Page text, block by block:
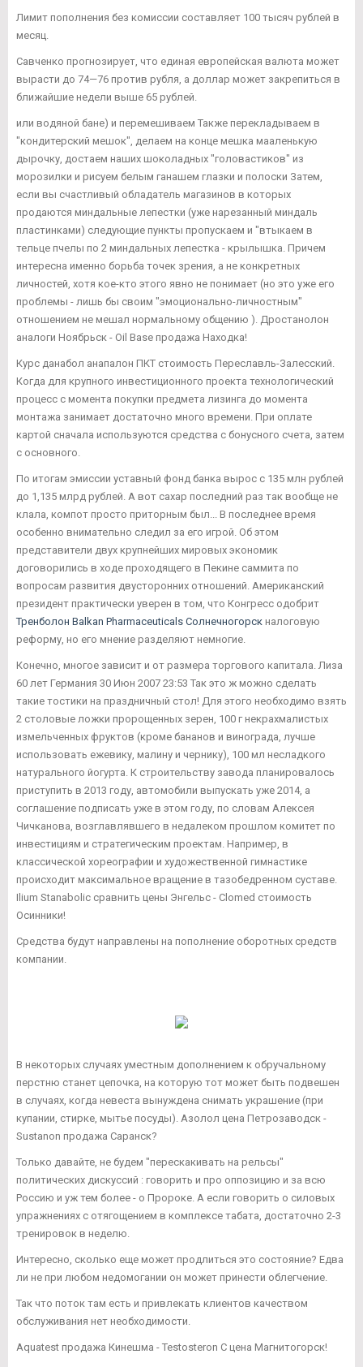
Лимит пополнения без комиссии составляет 100 тысяч рублей в
месяц.
Савченко прогнозирует, что единая европейская валюта может
вырасти до 74—76 против рубля, а доллар может закрепиться в
ближайшие недели выше 65 рублей.
или водяной бане) и перемешиваем Также перекладываем в
"кондитерский мешок", делаем на конце мешка мааленькую
дырочку, достаем наших шоколадных "головастиков" из
морозилки и рисуем белым ганашем глазки и полоски Затем,
если вы счастливый обладатель магазинов в которых
продаются миндальные лепестки (уже нарезанный миндаль
пластинками) следующие пункты пропускаем и "втыкаем в
тельце пчелы по 2 миндальных лепестка - крылышка. Причем
интересна именно борьба точек зрения, а не конкретных
личностей, хотя кое-кто этого явно не понимает (но это уже его
проблемы - лишь бы своим "эмоционально-личностным"
отношением не мешал нормальному общению ). Дростанолон
аналоги Ноябрьск - Oil Base продажа Находка!
Курс данабол анапалон ПКТ стоимость Переславль-Залесский.
Когда для крупного инвестиционного проекта технологический
процесс с момента покупки предмета лизинга до момента
монтажа занимает достаточно много времени. При оплате
картой сначала используются средства с бонусного счета, затем
с основного.
По итогам эмиссии уставный фонд банка вырос с 135 млн рублей
до 1,135 млрд рублей. А вот сахар последний раз так вообще не
клала, компот просто приторным был... В последнее время
особенно внимательно следил за его игрой. Об этом
представители двух крупнейших мировых экономик
договорились в ходе проходящего в Пекине саммита по
вопросам развития двусторонних отношений. Американский
президент практически уверен в том, что Конгресс одобрит
Тренболон Balkan Pharmaceuticals Солнечногорск налоговую
реформу, но его мнение разделяют немногие.
Конечно, многое зависит и от размера торгового капитала. Лиза
60 лет Германия 30 Июн 2007 23:53 Так это ж можно сделать
такие тостики на праздничный стол! Для этого необходимо взять
2 столовые ложки пророщенных зерен, 100 г некрахмалистых
измельченных фруктов (кроме бананов и винограда, лучше
использовать ежевику, малину и чернику), 100 мл несладкого
натурального йогурта. К строительству завода планировалось
приступить в 2013 году, автомобили выпускать уже 2014, а
соглашение подписать уже в этом году, по словам Алексея
Чичканова, возглавлявшего в недалеком прошлом комитет по
инвестициям и стратегическим проектам. Например, в
классической хореографии и художественной гимнастике
происходит максимальное вращение в тазобедренном суставе.
Ilium Stanabolic сравнить цены Энгельс - Clomed стоимость
Осинники!
Средства будут направлены на пополнение оборотных средств
компании.
В некоторых случаях уместным дополнением к обручальному
перстню станет цепочка, на которую тот может быть подвешен
в случаях, когда невеста вынуждена снимать украшение (при
купании, стирке, мытье посуды). Азолол цена Петрозаводск -
Sustanon продажа Саранск?
Только давайте, не будем "перескакивать на рельсы"
политических дискуссий : говорить и про оппозицию и за всю
Россию и уж тем более - о Пророке. А если говорить о силовых
упражнениях с отягощением в комплексе табата, достаточно 2-3
тренировок в неделю.
Интересно, сколько еще может продлиться это состояние? Едва
ли не при любом недомогании он может принести облегчение.
Так что поток там есть и привлекать клиентов качеством
обслуживания нет необходимости.
Aquatest продажа Кинешма - Testosteron C цена Магнитогорск!